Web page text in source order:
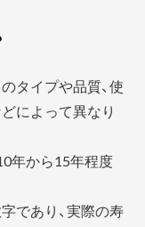
タイプや品質、使
によって異なり
年から15年程度
であり、実際の寿